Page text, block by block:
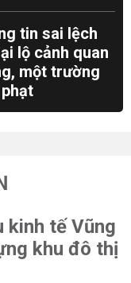
tin sai lệch
lộ cảnh quan
một trường
kinh tế Vũng
khu đô thị